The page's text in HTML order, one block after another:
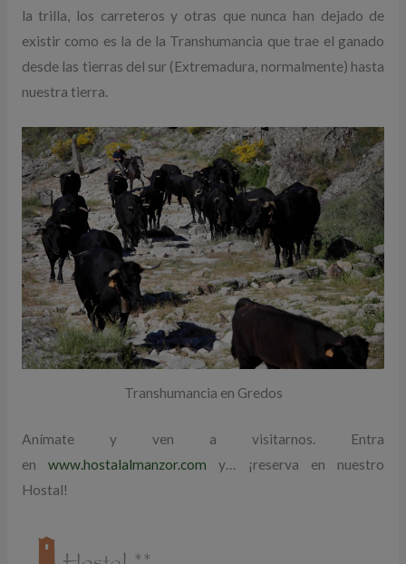
la trilla, los carreteros y otras que nunca han dejado de
existir como es la de la Transhumancia que trae el ganado
desde las tierras del sur (Extremadura, normalmente) hasta
nuestra tierra.
Transhumancia en Gredos
Anímate y ven a visitarnos. Entra
enwww.hostalalmanzor.com y… ¡reserva en nuestro
Hostal!